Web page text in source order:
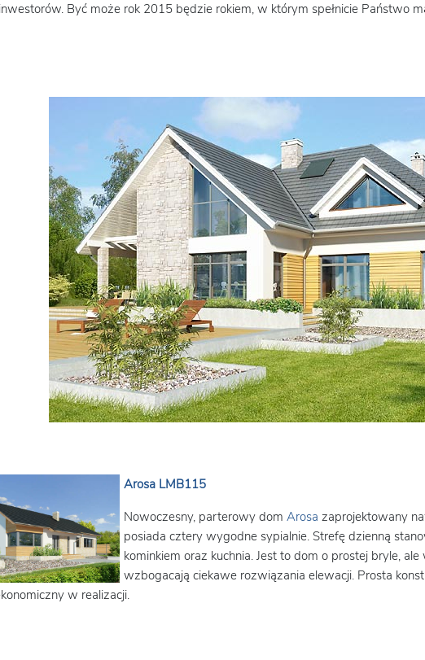
Być może rok 2015 będzie rokiem, w którym spełnicie Państwo
Arosa LMB115
Nowoczesny, parterowy dom Arosa zaprojektowany
posiada cztery wygodne sypialnie. Strefę dzienną
kominkiem oraz kuchnia. Jest to dom o prostej bryle,
wzbogacają ciekawe rozwiązania elewacji. Prosta
w realizacji.